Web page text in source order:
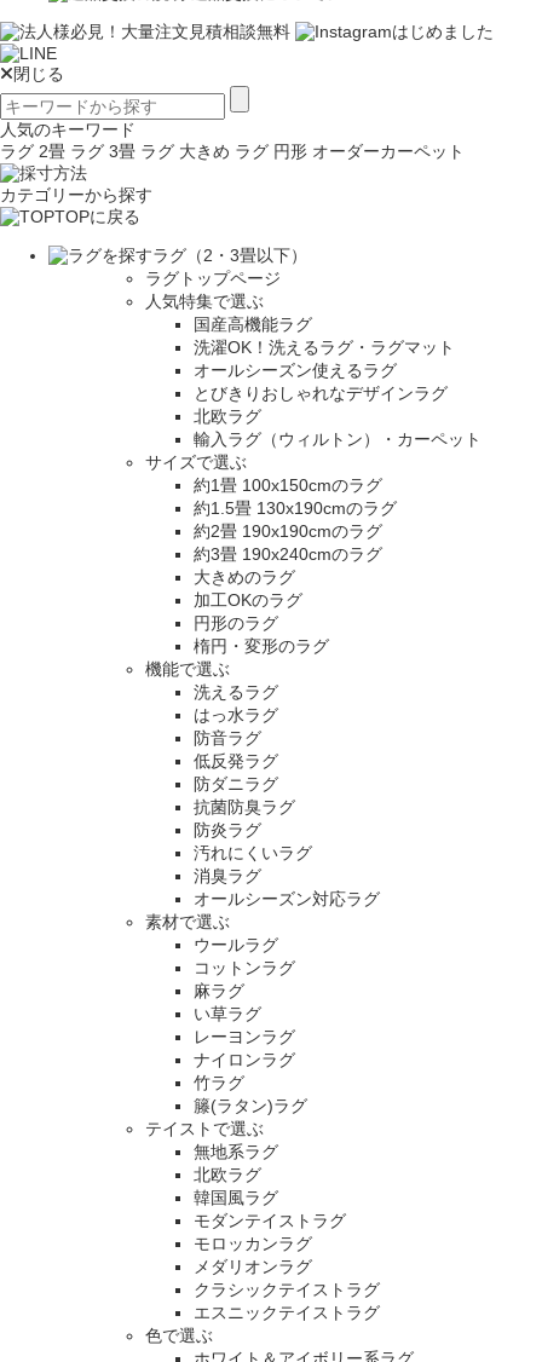
閉じる
人気のキーワード
ラグ 2畳 ラグ 3畳 ラグ 大きめ ラグ 円形 オーダーカーペット
カテゴリーから探す
TOPに戻る
ラグ（2・3畳以下）
ラグトップページ
人気特集で選ぶ
国産高機能ラグ
洗濯OK！洗えるラグ・ラグマット
オールシーズン使えるラグ
とびきりおしゃれなデザインラグ
北欧ラグ
輸入ラグ（ウィルトン）・カーペット
サイズで選ぶ
約1畳 100x150cmのラグ
約1.5畳 130x190cmのラグ
約2畳 190x190cmのラグ
約3畳 190x240cmのラグ
大きめのラグ
加工OKのラグ
円形のラグ
楕円・変形のラグ
機能で選ぶ
洗えるラグ
はっ水ラグ
防音ラグ
低反発ラグ
防ダニラグ
抗菌防臭ラグ
防炎ラグ
汚れにくいラグ
消臭ラグ
オールシーズン対応ラグ
素材で選ぶ
ウールラグ
コットンラグ
麻ラグ
い草ラグ
レーヨンラグ
ナイロンラグ
竹ラグ
籐(ラタン)ラグ
テイストで選ぶ
無地系ラグ
北欧ラグ
韓国風ラグ
モダンテイストラグ
モロッカンラグ
メダリオンラグ
クラシックテイストラグ
エスニックテイストラグ
色で選ぶ